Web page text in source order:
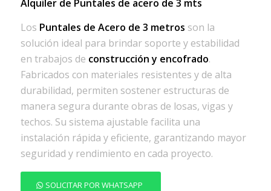
Alquiler de Puntales de acero de 3 mts
Los Puntales de Acero de 3 metros son la
solución ideal para brindar soporte y estabilidad
en trabajos de construcción y encofrado.
Fabricados con materiales resistentes y de alta
durabilidad, permiten sostener estructuras de
manera segura durante obras de losas, vigas y
techos. Su sistema ajustable facilita una
instalación rápida y eficiente, garantizando mayor
seguridad y rendimiento en cada proyecto.
SOLICITAR POR WHATSAPP